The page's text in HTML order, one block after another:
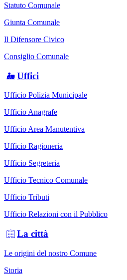
Statuto Comunale
Giunta Comunale
Il Difensore Civico
Consiglio Comunale
Uffici
Ufficio Polizia Municipale
Ufficio Anagrafe
Ufficio Area Manutentiva
Ufficio Ragioneria
Ufficio Segreteria
Ufficio Tecnico Comunale
Ufficio Tributi
Ufficio Relazioni con il Pubblico
La città
Le origini del nostro Comune
Storia